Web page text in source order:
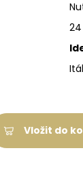
Vložit do